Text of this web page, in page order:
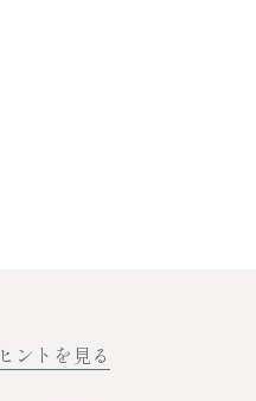
ントを見る